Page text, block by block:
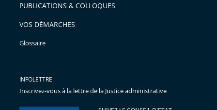
PUBLICATIONS & COLLOQUES
VOS DÉMARCHES
Glossaire
INFOLETTRE
Inscrivez-vous à la lettre de la Justice administrative